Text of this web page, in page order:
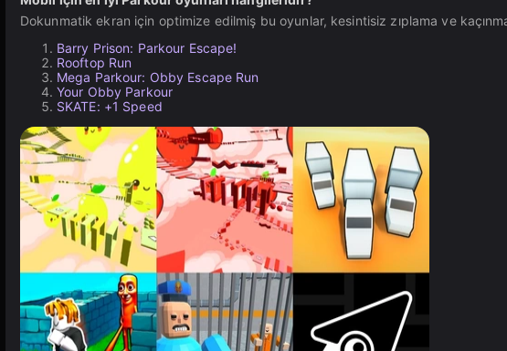
Dokunmatik ekran için optimize edilmiş bu oyunlar, kesintisiz zıplama ve
Barry Prison: Parkour Escape!
Rooftop Run
Mega Parkour: Obby Escape Run
Your Obby Parkour
SKATE: +1 Speed